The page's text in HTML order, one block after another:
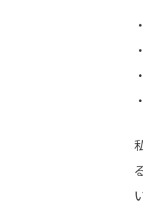
・
・
・
・